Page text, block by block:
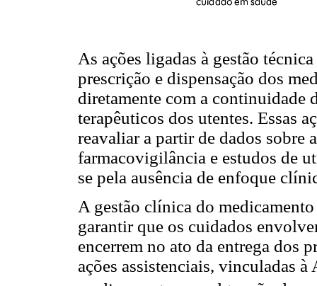
As ações ligadas à gestão
prescrição e dispensação dos
diretamente com a continuidade
terapêuticos dos utentes. Essas
reavaliar a partir de dados sobre
farmacovigilância e estudos de
se pela ausência de enfoque
A gestão clínica do
garantir que os cuidados
encerrem no ato da entrega dos
ações assistenciais, vinculadas